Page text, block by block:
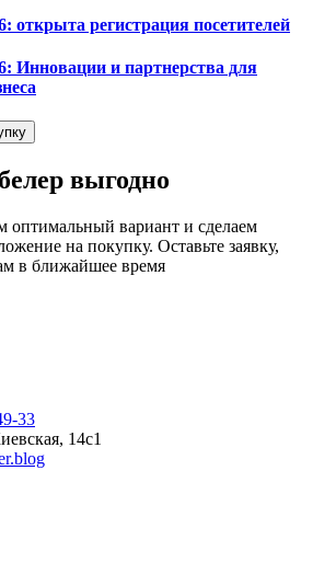
открыта регистрация посетителей
Инновации и партнерства для
выгодно
оптимальный вариант и сделаем
на покупку. Оставьте заявку,
в ближайшее время
33
14с1